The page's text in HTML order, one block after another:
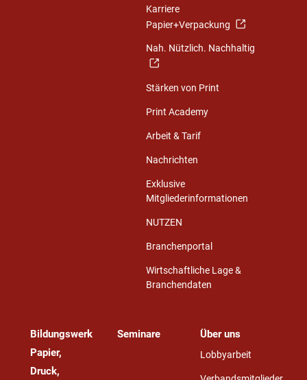
Karriere
Papier+Verpackung
Nah. Nützlich. Nachhaltig
Stärken von Print
Print Academy
Arbeit & Tarif
Nachrichten
Exklusive
Mitgliederinformationen
NUTZEN
Branchenportal
Wirtschaftliche Lage &
Branchendaten
Bildungswerk
Papier,
Druck,
Seminare Über uns
Lobbyarbeit